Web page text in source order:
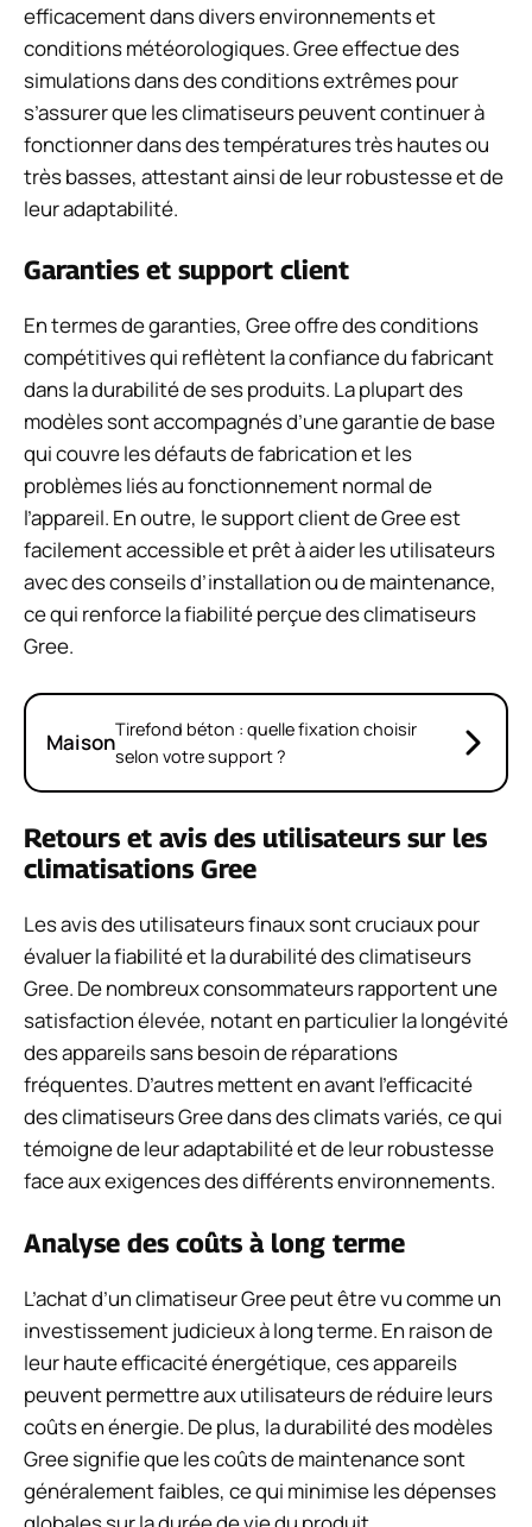
efficacement dans divers environnements et
conditions météorologiques. Gree effectue des
simulations dans des conditions extrêmes pour
s’assurer que les climatiseurs peuvent continuer à
fonctionner dans des températures très hautes ou
très basses, attestant ainsi de leur robustesse et de
leur adaptabilité.
Garanties et support client
En termes de garanties, Gree offre des conditions
compétitives qui reflètent la confiance du fabricant
dans la durabilité de ses produits. La plupart des
modèles sont accompagnés d’une garantie de base
qui couvre les défauts de fabrication et les
problèmes liés au fonctionnement normal de
l’appareil. En outre, le support client de Gree est
facilement accessible et prêt à aider les utilisateurs
avec des conseils d’installation ou de maintenance,
ce qui renforce la fiabilité perçue des climatiseurs
Gree.
MaisonTirefond béton : quelle fixation choisir
selon votre support ?
Retours et avis des utilisateurs sur les
climatisations Gree
Les avis des utilisateurs finaux sont cruciaux pour
évaluer la fiabilité et la durabilité des climatiseurs
Gree. De nombreux consommateurs rapportent une
satisfaction élevée, notant en particulier la longévité
des appareils sans besoin de réparations
fréquentes. D’autres mettent en avant l’efficacité
des climatiseurs Gree dans des climats variés, ce qui
témoigne de leur adaptabilité et de leur robustesse
face aux exigences des différents environnements.
Analyse des coûts à long terme
L’achat d’un climatiseur Gree peut être vu comme un
investissement judicieux à long terme. En raison de
leur haute efficacité énergétique, ces appareils
peuvent permettre aux utilisateurs de réduire leurs
coûts en énergie. De plus, la durabilité des modèles
Gree signifie que les coûts de maintenance sont
généralement faibles, ce qui minimise les dépenses